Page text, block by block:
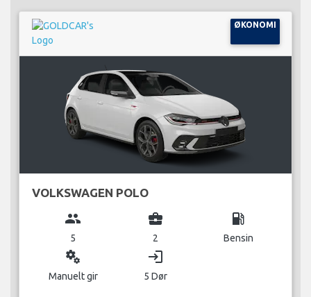
ØKONOMI
VOLKSWAGEN POLO
group
5
business_center
2
local_gas_station
Bensin
miscellaneous_services
Manuelt gir
login
5 Dør